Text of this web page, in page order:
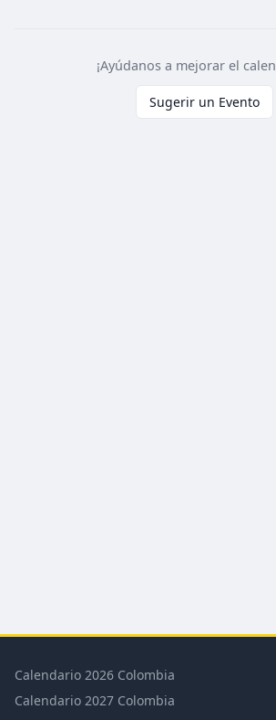
¡Ayúdanos a mejorar el
Sugerir un Evento
Calendario 2026 Colombia
Calendario 2027 Colombia